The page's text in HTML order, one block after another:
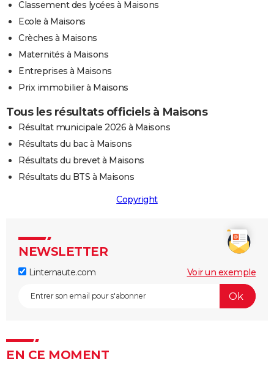
Classement des lycées à Maisons
Ecole à Maisons
Crèches à Maisons
Maternités à Maisons
Entreprises à Maisons
Prix immobilier à Maisons
Tous les résultats officiels à Maisons
Résultat municipale 2026 à Maisons
Résultats du bac à Maisons
Résultats du brevet à Maisons
Résultats du BTS à Maisons
Copyright
NEWSLETTER
Linternaute.com Voir un exemple
EN CE MOMENT